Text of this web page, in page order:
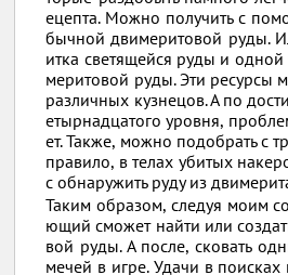
ецепта. Можно получить с
бычной двимеритовой руды.
итка светящейся руды и
меритовой руды. Эти ресурсы
различных кузнецов. А по
етырнадцатого уровня,
ет. Также, можно подобрать с
правило, в телах убитых
с обнаружить руду из
Таким образом, следуя моим
ющий сможет найти или
вой руды. А после, сковать
мечей в игре. Удачи в